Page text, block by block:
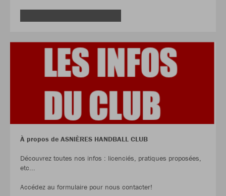
À propos de ASNIÈRES HANDBALL CLUB
Découvrez toutes nos infos : licenciés, pratiques proposées,
etc...
Accédez au formulaire pour nous contacter!